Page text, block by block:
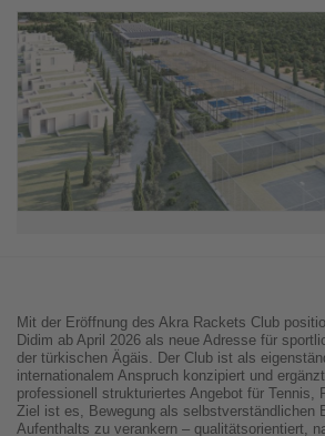
Mit der Eröffnung des Akra Rackets Club
Didim ab April 2026 als neue Adresse für
der türkischen Ägäis. Der Club ist als
internationalem Anspruch konzipiert und
professionell strukturiertes Angebot für Tennis,
Ziel ist es, Bewegung als selbstverständlichen
Aufenthalts zu verankern – qualitätsorientiert,